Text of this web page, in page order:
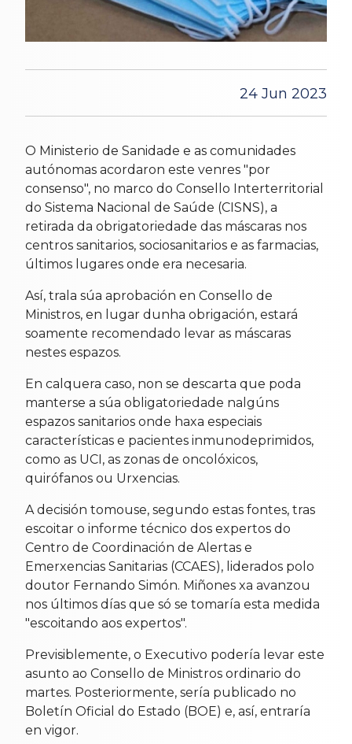
24 Jun 2023
O Ministerio de Sanidade e as comunidades
autónomas acordaron este venres "por
consenso", no marco do Consello Interterritorial
do Sistema Nacional de Saúde (CISNS), a
retirada da obrigatoriedade das máscaras nos
centros sanitarios, sociosanitarios e as farmacias,
últimos lugares onde era necesaria.
Así, trala súa aprobación en Consello de
Ministros, en lugar dunha obrigación, estará
soamente recomendado levar as máscaras
nestes espazos.
En calquera caso, non se descarta que poda
manterse a súa obligatoriedade nalgúns
espazos sanitarios onde haxa especiais
características e pacientes inmunodeprimidos,
como as UCI, as zonas de oncolóxicos,
quirófanos ou Urxencias.
A decisión tomouse, segundo estas fontes, tras
escoitar o informe técnico dos expertos do
Centro de Coordinación de Alertas e
Emerxencias Sanitarias (CCAES), liderados polo
doutor Fernando Simón. Miñones xa avanzou
nos últimos días que só se tomaría esta medida
"escoitando aos expertos".
Previsiblemente, o Executivo podería levar este
asunto ao Consello de Ministros ordinario do
martes. Posteriormente, sería publicado no
Boletín Oficial do Estado (BOE) e, así, entraría
en vigor.